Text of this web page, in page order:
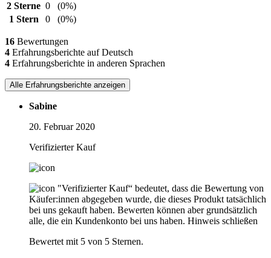
2 Sterne 0
(0%)
1 Stern
0 (0%)
16 Bewertungen
4 Erfahrungsberichte auf Deutsch
4 Erfahrungsberichte in anderen Sprachen
Alle Erfahrungsberichte anzeigen
Sabine
20. Februar 2020
Verifizierter Kauf
"Verifizierter Kauf“ bedeutet, dass die Bewertung von
Käufer:innen abgegeben wurde, die dieses Produkt tatsächlich
bei uns gekauft haben. Bewerten können aber grundsätzlich
alle, die ein Kundenkonto bei uns haben. Hinweis schließen
Bewertet mit 5 von 5 Sternen.